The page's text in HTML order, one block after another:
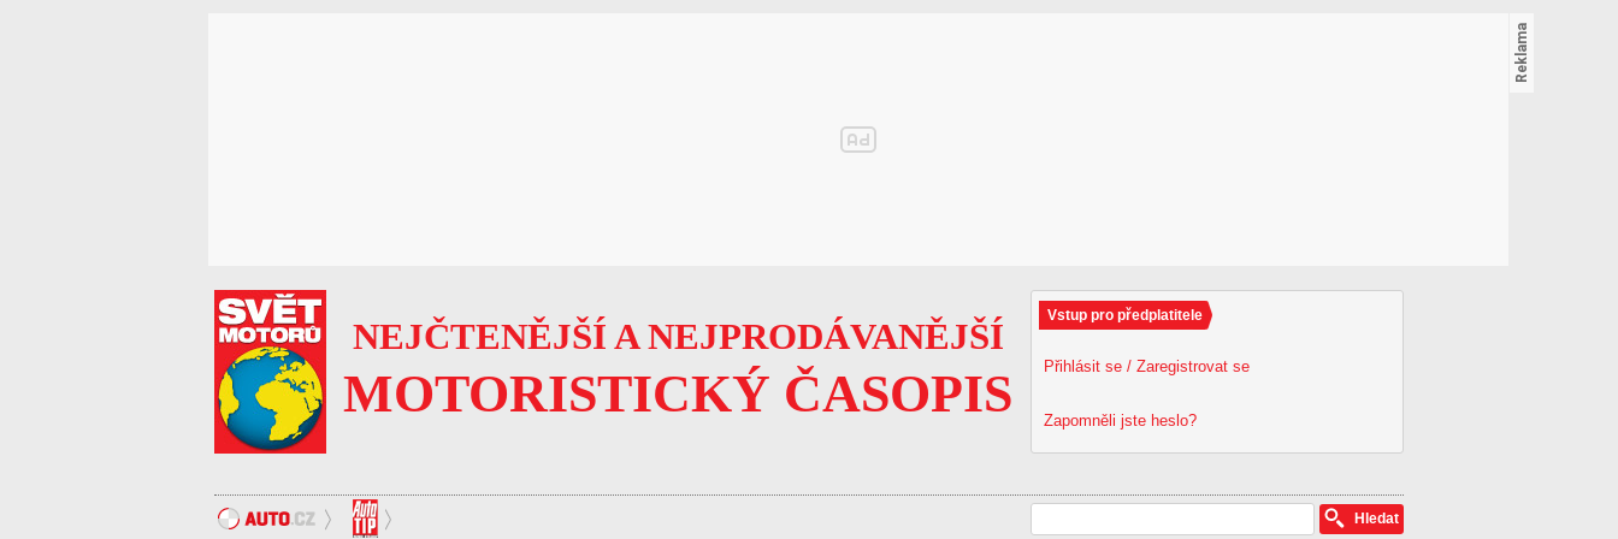
Vstup pro předplatitele
Přihlásit se / Zaregistrovat se
Zapomněli jste heslo?
NEJČTENĚJŠÍ A NEJPRODÁVANĚJŠÍ
MOTORISTICKÝ ČASOPIS